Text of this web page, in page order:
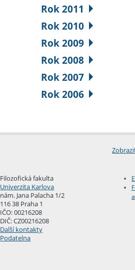
Rok 2011
Rok 2010
Rok 2009
Rok 2008
Rok 2007
Rok 2006
Filozofická fakulta
Univerzita Karlova
nám. Jana Palacha 1/2
116 38 Praha 1
IČO: 00216208
DIČ: CZ00216208
Další kontakty
Podatelna